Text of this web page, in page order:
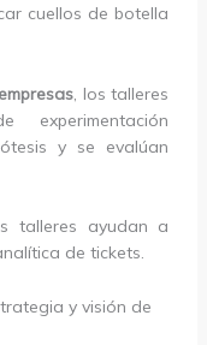
cuellos de botella
, los talleres
y se evalúan
talleres ayudan a
de tickets.
y visión de